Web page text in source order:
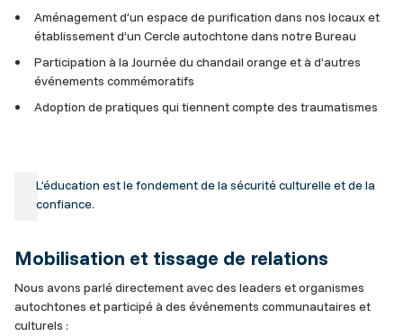
Aménagement d’un espace de purification dans nos locaux et
établissement d’un Cercle autochtone dans notre Bureau
Participation à la Journée du chandail orange et à d’autres
événements commémoratifs
Adoption de pratiques qui tiennent compte des traumatismes
L’éducation est le fondement de la sécurité culturelle et de la
confiance.
Mobilisation et tissage de relations
Nous avons parlé directement avec des leaders et organismes
autochtones et participé à des événements communautaires et
culturels :